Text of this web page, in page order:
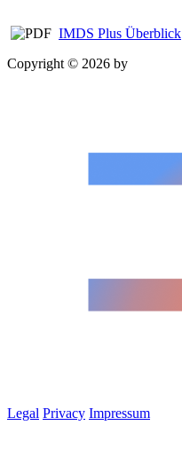
IMDS Plus Überblick
Copyright © 2026 by
Legal Privacy Impressum